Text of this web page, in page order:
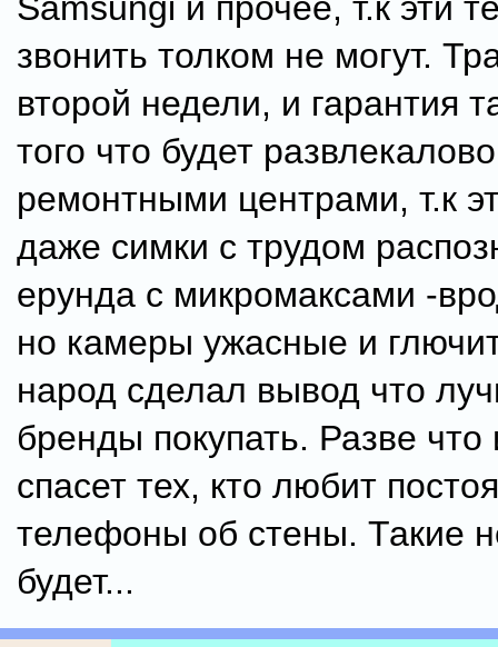
звонить толком не могут.
второй недели, и гарантия
того что будет
ремонтными центрами, т.к
даже симки с трудом
ерунда с микромаксами -
но камеры ужасные и
народ сделал вывод что
бренды покупать. Разве что
спасет тех, кто любит
телефоны об стены. Такие
будет...